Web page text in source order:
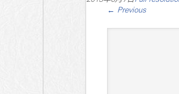
← Previous